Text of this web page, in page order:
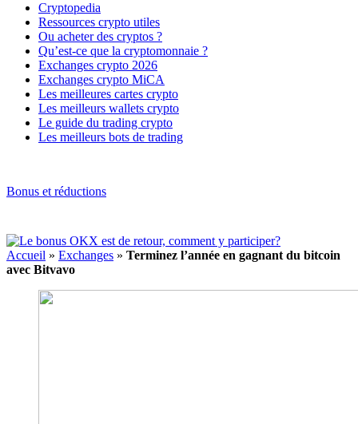
Cryptopedia
Ressources crypto utiles
Ou acheter des cryptos ?
Qu’est-ce que la cryptomonnaie ?
Exchanges crypto 2026
Exchanges crypto MiCA
Les meilleures cartes crypto
Les meilleurs wallets crypto
Le guide du trading crypto
Les meilleurs bots de trading
Bonus et réductions
Accueil » Exchanges » Terminez l’année en gagnant du bitcoin
avec Bitvavo